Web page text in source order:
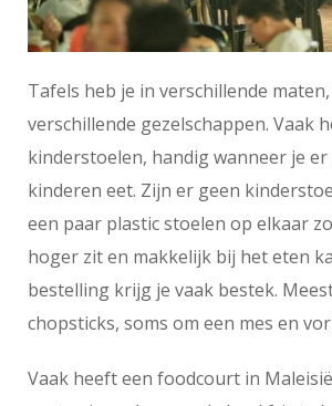
Tafels heb je in verschillende
verschillende gezelschappen. Vaak
kinderstoelen, handig wanneer je
kinderen eet. Zijn er geen
een paar plastic stoelen op elkaar
hoger zit en makkelijk bij het eten
bestelling krijg je vaak bestek.
chopsticks, soms om een mes en
Vaak heeft een foodcourt in